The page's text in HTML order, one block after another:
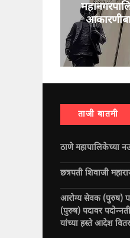
ताजी बातमी
ठाणे महापालिकेच्या
छत्रपती शिवाजी
आरोग्य सेवक (पुरुष)
(पुरुष) पदावर
यांच्या हस्ते आदेश